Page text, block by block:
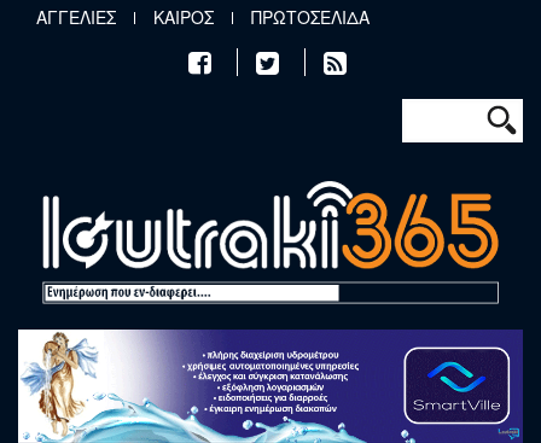
Παράκαμψη προς το κυρίως περιεχόμενο
ΑΓΓΕΛΙΕΣ ΚΑΙΡΟΣ ΠΡΩΤΟΣΕΛΙΔΑ
Φόρμα
Αναζήτηση